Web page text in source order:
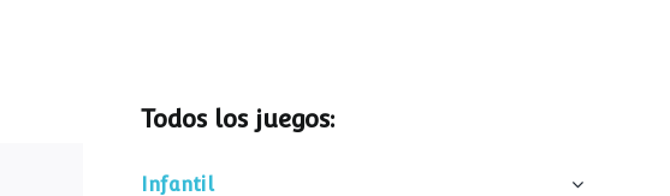
Todos los juegos:
Infantil